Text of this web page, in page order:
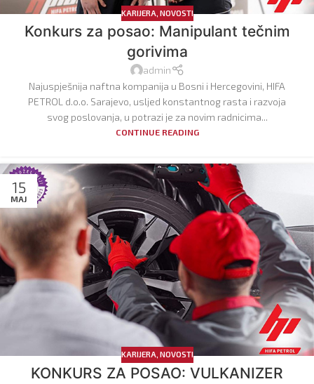
KARIJERA NOVOSTI
Konkurs za posao: Manipulant tečnim
gorivima
admin
Najuspješnija naftna kompanija u Bosni i Hercegovini, HIFA
PETROL d.o.o. Sarajevo, usljed konstantnog rasta i razvoja
svog poslovanja, u potrazi je za novim radnicima...
CONTINUE READING
15
MAJ
KARIJERA NOVOSTI
KONKURS ZA POSAO: VULKANIZER